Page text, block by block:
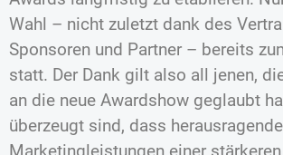
Wahl – nicht zuletzt dank des
Sponsoren und Partner – bereits
statt. Der Dank gilt also all jenen,
an die neue Awardshow geglaubt
überzeugt sind, dass herausragende
Marketingleistungen einer